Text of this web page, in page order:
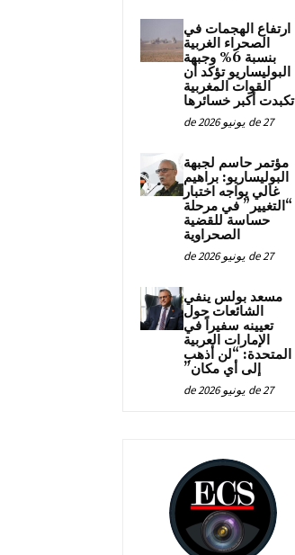
ارتفاع الهجمات في
الصحراء الغربية
بنسبة 6% وجبهة
البوليساريو تؤكد أن
القوات المغربية
تكبدت أكبر خسائرها
27 de يونيو de 2026
مؤتمر حاسم لجبهة
البوليساريو: براهيم
غالي يواجه اختبار
“التغيير” في مرحلة
حساسة للقضية
الصحراوية
27 de يونيو de 2026
مسعد بولس ينفي
الشائعات حول
تعيينه سفيراً في
الإمارات العربية
المتحدة: “لن أذهب
إلى أي مكان”
27 de يونيو de 2026